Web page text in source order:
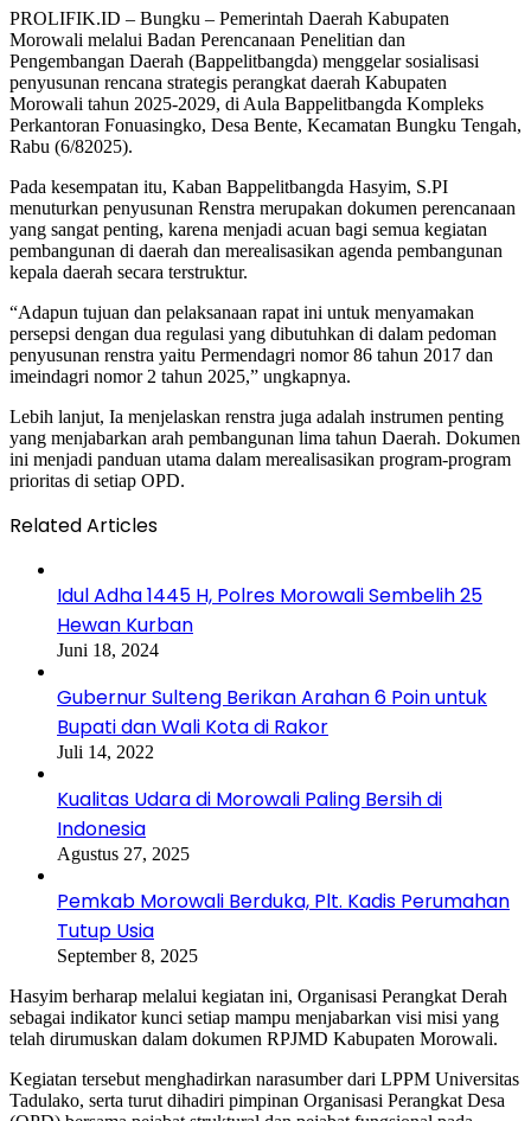
PROLIFIK.ID – Bungku – Pemerintah Daerah Kabupaten
Morowali melalui Badan Perencanaan Penelitian dan
Pengembangan Daerah (Bappelitbangda) menggelar sosialisasi
penyusunan rencana strategis perangkat daerah Kabupaten
Morowali tahun 2025-2029, di Aula Bappelitbangda Kompleks
Perkantoran Fonuasingko, Desa Bente, Kecamatan Bungku Tengah,
Rabu (6/82025).
Pada kesempatan itu, Kaban Bappelitbangda Hasyim, S.PI
menuturkan penyusunan Renstra merupakan dokumen perencanaan
yang sangat penting, karena menjadi acuan bagi semua kegiatan
pembangunan di daerah dan merealisasikan agenda pembangunan
kepala daerah secara terstruktur.
“Adapun tujuan dan pelaksanaan rapat ini untuk menyamakan
persepsi dengan dua regulasi yang dibutuhkan di dalam pedoman
penyusunan renstra yaitu Permendagri nomor 86 tahun 2017 dan
imeindagri nomor 2 tahun 2025,” ungkapnya.
Lebih lanjut, Ia menjelaskan renstra juga adalah instrumen penting
yang menjabarkan arah pembangunan lima tahun Daerah. Dokumen
ini menjadi panduan utama dalam merealisasikan program-program
prioritas di setiap OPD.
Related Articles
Idul Adha 1445 H, Polres Morowali Sembelih 25
Hewan Kurban
Juni 18, 2024
Gubernur Sulteng Berikan Arahan 6 Poin untuk
Bupati dan Wali Kota di Rakor
Juli 14, 2022
Kualitas Udara di Morowali Paling Bersih di
Indonesia
Agustus 27, 2025
Pemkab Morowali Berduka, Plt. Kadis Perumahan
Tutup Usia
September 8, 2025
Hasyim berharap melalui kegiatan ini, Organisasi Perangkat Derah
sebagai indikator kunci setiap mampu menjabarkan visi misi yang
telah dirumuskan dalam dokumen RPJMD Kabupaten Morowali.
Kegiatan tersebut menghadirkan narasumber dari LPPM Universitas
Tadulako, serta turut dihadiri pimpinan Organisasi Perangkat Desa